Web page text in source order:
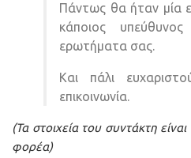
Πάντως θα ήταν μία
κάποιος
ερωτήματα σας.
Και πάλι
επικοινωνία.
(Τα στοιχεία του συντάκτη
φορέα)